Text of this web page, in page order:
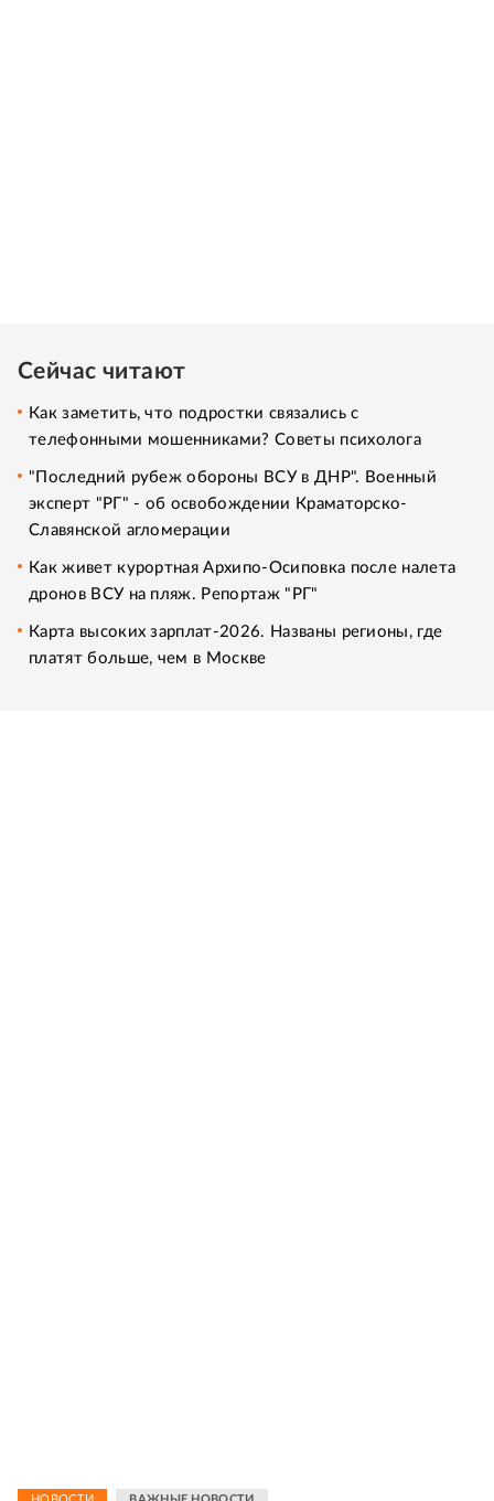
Сейчас читают
Как заметить, что подростки связались с
телефонными мошенниками? Советы психолога
"Последний рубеж обороны ВСУ в ДНР". Военный
эксперт "РГ" - об освобождении Краматорско-
Славянской агломерации
Как живет курортная Архипо-Осиповка после налета
дронов ВСУ на пляж. Репортаж "РГ"
Карта высоких зарплат-2026. Названы регионы, где
платят больше, чем в Москве